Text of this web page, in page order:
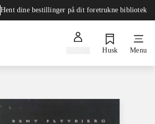
Hent dine bestillinger på dit foretrukne bibliotek
Husk Menu